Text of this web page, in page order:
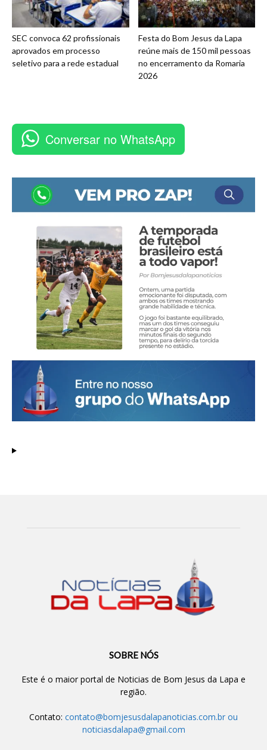
SEC convoca 62 profissionais
aprovados em processo
seletivo para a rede estadual
Festa do Bom Jesus da Lapa
reúne mais de 150 mil pessoas
no encerramento da Romaria
2026
Conversar no WhatsApp
SOBRE NÓS
Este é o maior portal de Noticias de Bom Jesus da Lapa e
região.
Contato: contato@bomjesusdalapanoticias.com.br ou
noticiasdalapa@gmail.com